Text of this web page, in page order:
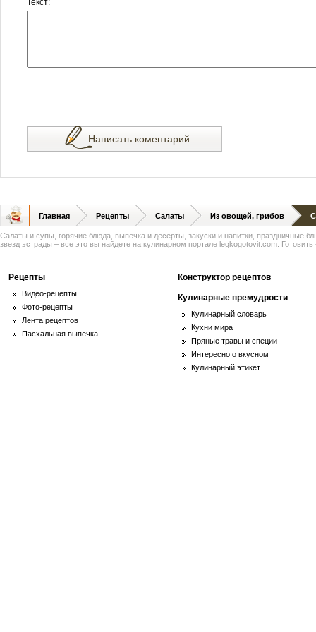
Текст:
Написать коментарий
Главная Рецепты Салаты Из овощей, грибов
Салаты и супы, горячие блюда, выпечка и десерты, закуски и напитки, праздничные
звезд эстрады – все это вы найдете на кулинарном портале legkogotovit.com. Готовить
Рецепты
Видео-рецепты
Фото-рецепты
Лента рецептов
Пасхальная выпечка
Конструктор рецептов
Кулинарные премудрости
Кулинарный словарь
Кухни мира
Пряные травы и специи
Интересно о вкусном
Кулинарный этикет